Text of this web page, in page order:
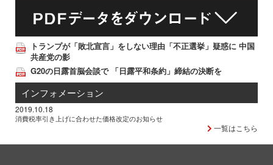
トランプが「敗北宣言」をしない理由「不正選挙」疑惑に 中国
共産党の影
G20の日露首脳会談で 「日露平和条約」締結の決断を
インフォメーション
2019.10.18
消費税率引き上げに合わせた価格改定のお知らせ
一覧はこちら